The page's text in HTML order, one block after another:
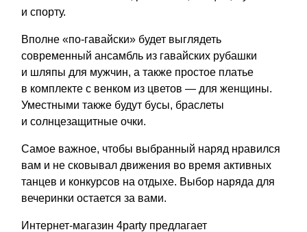
и спорту.
Вполне «по-гавайски» будет выглядеть
современный ансамбль из гавайских рубашки
и шляпы для мужчин, а также простое платье
в комплекте с венком из цветов — для женщины.
Уместными также будут бусы, браслеты
и солнцезащитные очки.
Самое важное, чтобы выбранный наряд нравился
вам и не сковывал движения во время активных
танцев и конкурсов на отдыхе. Выбор наряда для
вечеринки остается за вами.
Интернет-магазин 4party предлагает